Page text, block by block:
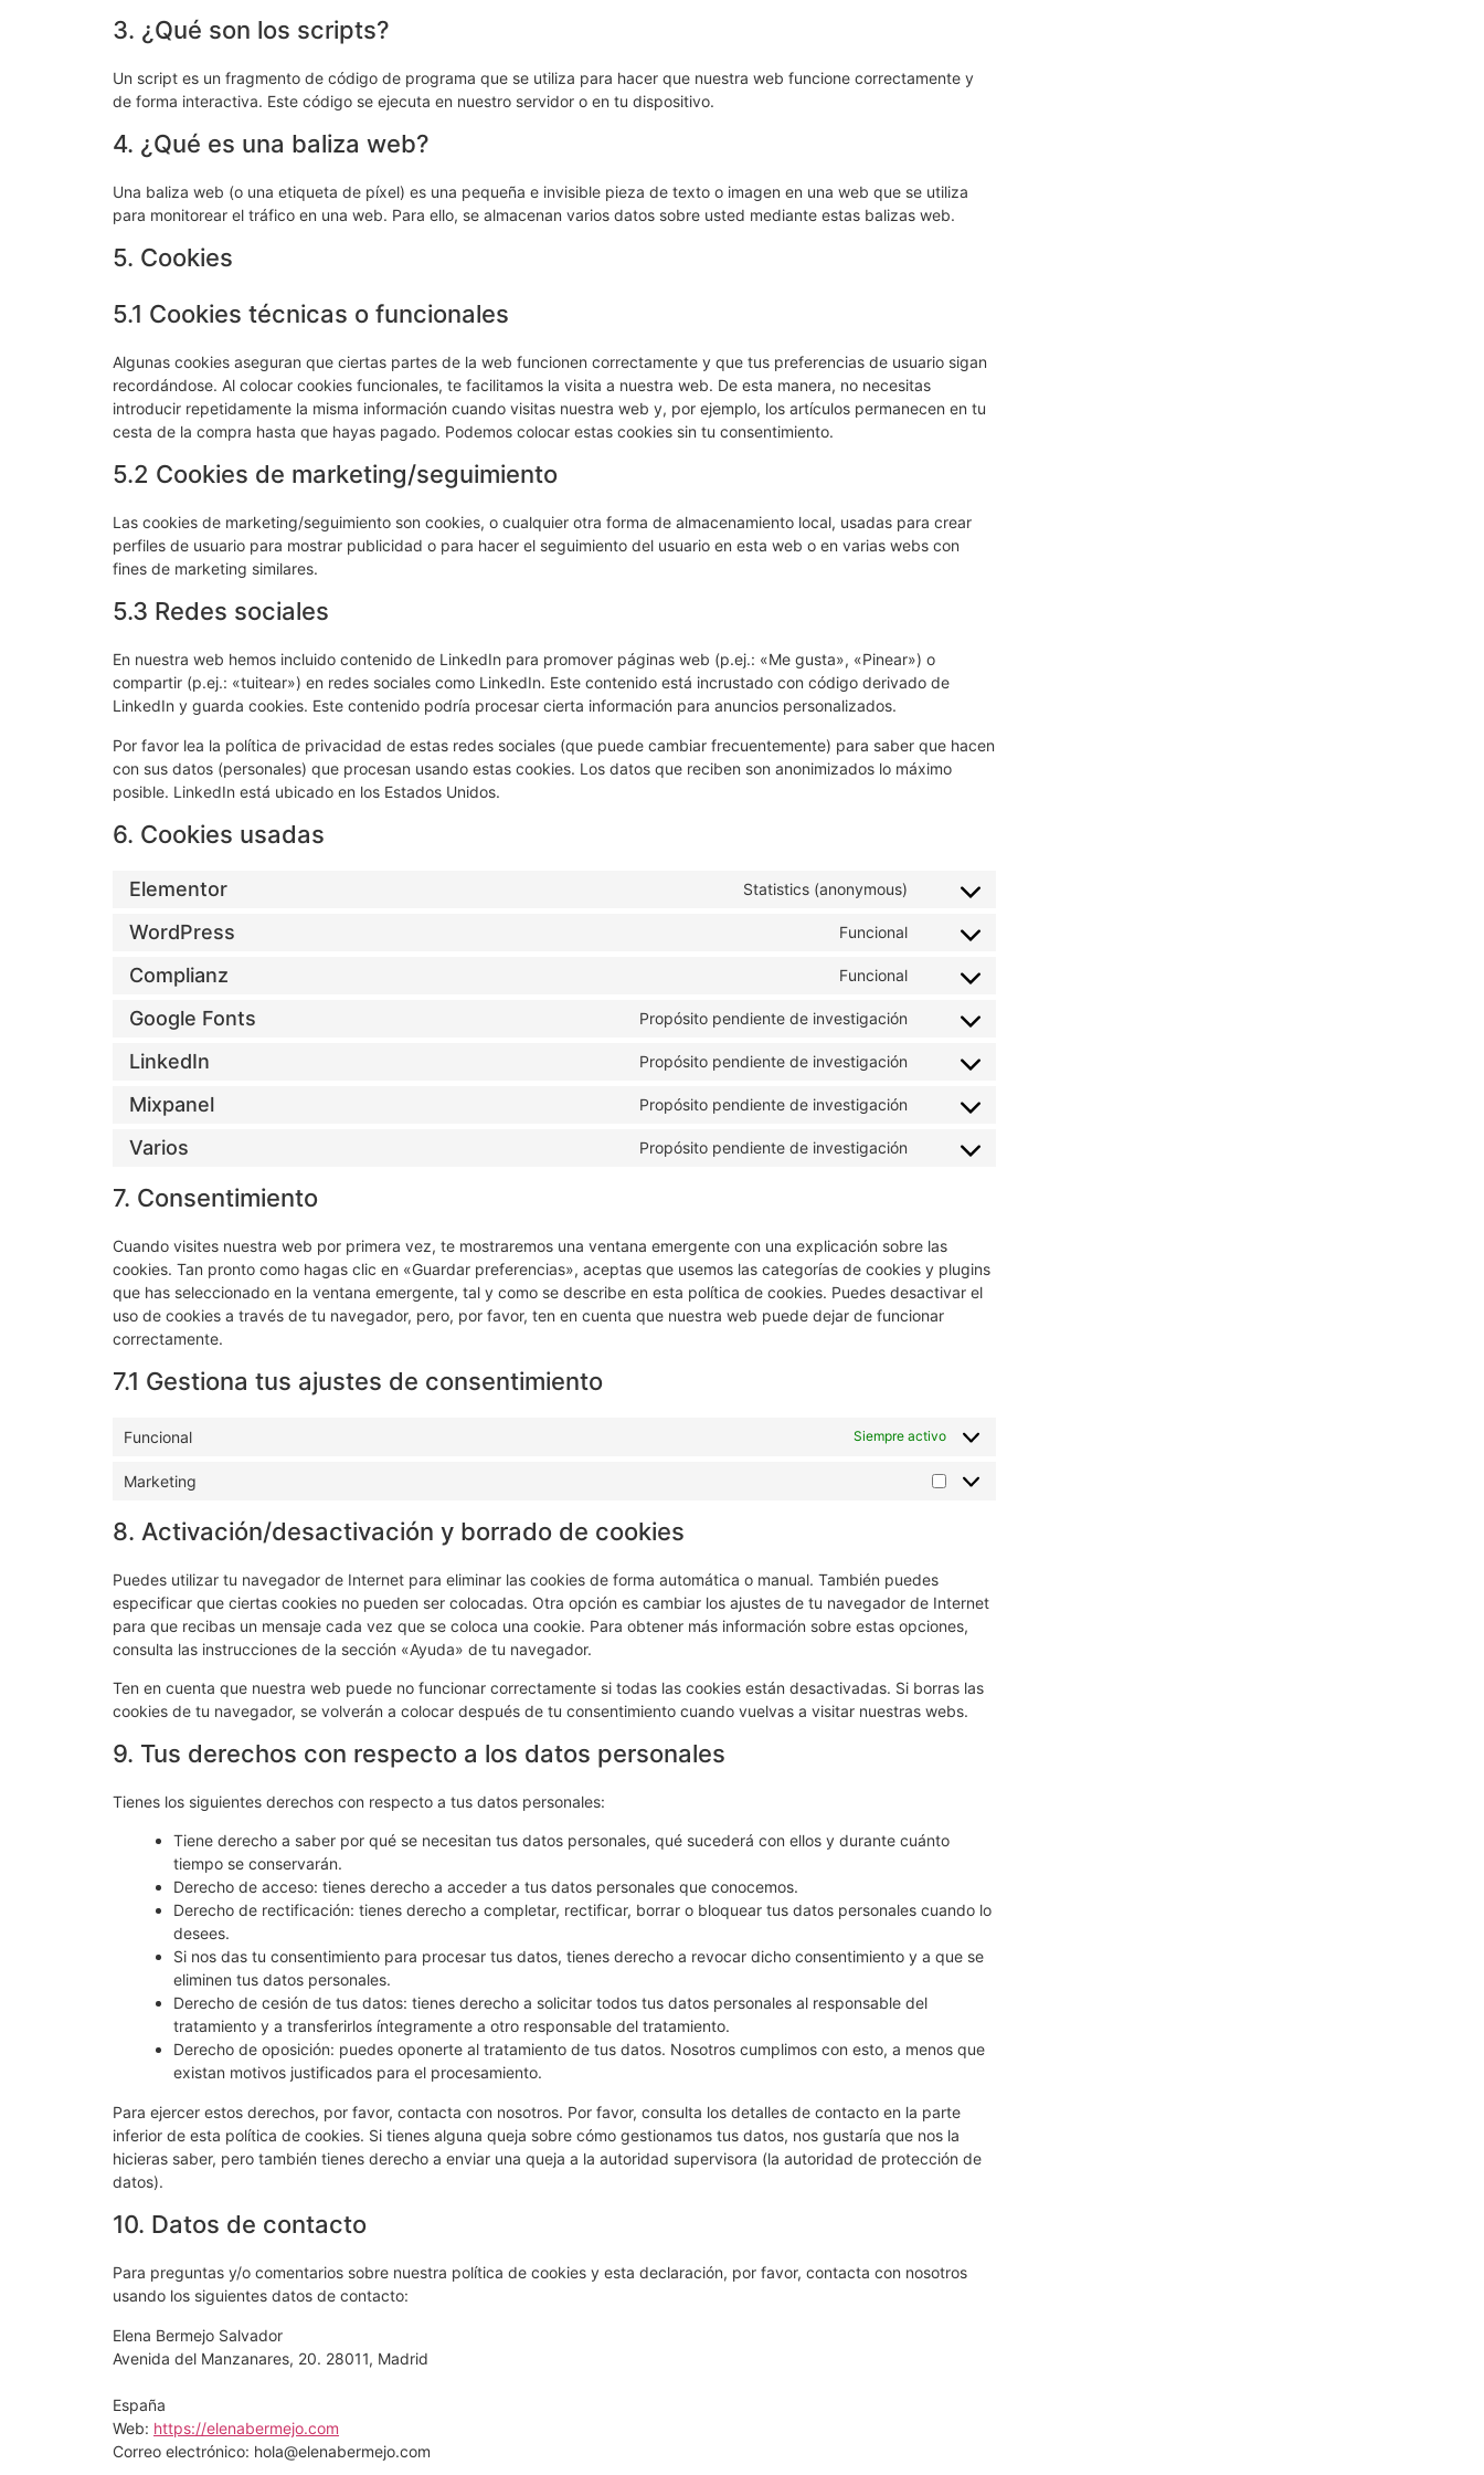
3. ¿Qué son los scripts?
Un script es un fragmento de código de programa que se utiliza para hacer que nuestra web funcione correctamente y
de forma interactiva. Este código se ejecuta en nuestro servidor o en tu dispositivo.
4. ¿Qué es una baliza web?
Una baliza web (o una etiqueta de píxel) es una pequeña e invisible pieza de texto o imagen en una web que se utiliza
para monitorear el tráfico en una web. Para ello, se almacenan varios datos sobre usted mediante estas balizas web.
5. Cookies
5.1 Cookies técnicas o funcionales
Algunas cookies aseguran que ciertas partes de la web funcionen correctamente y que tus preferencias de usuario sigan
recordándose. Al colocar cookies funcionales, te facilitamos la visita a nuestra web. De esta manera, no necesitas
introducir repetidamente la misma información cuando visitas nuestra web y, por ejemplo, los artículos permanecen en tu
cesta de la compra hasta que hayas pagado. Podemos colocar estas cookies sin tu consentimiento.
5.2 Cookies de marketing/seguimiento
Las cookies de marketing/seguimiento son cookies, o cualquier otra forma de almacenamiento local, usadas para crear
perfiles de usuario para mostrar publicidad o para hacer el seguimiento del usuario en esta web o en varias webs con
fines de marketing similares.
5.3 Redes sociales
En nuestra web hemos incluido contenido de LinkedIn para promover páginas web (p.ej.: «Me gusta», «Pinear») o
compartir (p.ej.: «tuitear») en redes sociales como LinkedIn. Este contenido está incrustado con código derivado de
LinkedIn y guarda cookies. Este contenido podría procesar cierta información para anuncios personalizados.
Por favor lea la política de privacidad de estas redes sociales (que puede cambiar frecuentemente) para saber que hacen
con sus datos (personales) que procesan usando estas cookies. Los datos que reciben son anonimizados lo máximo
posible. LinkedIn está ubicado en los Estados Unidos.
6. Cookies usadas
Elementor Statistics (anonymous)
WordPress Funcional
Complianz Funcional
Google Fonts Propósito pendiente de investigación
LinkedIn Propósito pendiente de investigación
Mixpanel Propósito pendiente de investigación
Varios Propósito pendiente de investigación
7. Consentimiento
Cuando visites nuestra web por primera vez, te mostraremos una ventana emergente con una explicación sobre las
cookies. Tan pronto como hagas clic en «Guardar preferencias», aceptas que usemos las categorías de cookies y plugins
que has seleccionado en la ventana emergente, tal y como se describe en esta política de cookies. Puedes desactivar el
uso de cookies a través de tu navegador, pero, por favor, ten en cuenta que nuestra web puede dejar de funcionar
correctamente.
7.1 Gestiona tus ajustes de consentimiento
Funcional Siempre activo
Marketing
8. Activación/desactivación y borrado de cookies
Puedes utilizar tu navegador de Internet para eliminar las cookies de forma automática o manual. También puedes
especificar que ciertas cookies no pueden ser colocadas. Otra opción es cambiar los ajustes de tu navegador de Internet
para que recibas un mensaje cada vez que se coloca una cookie. Para obtener más información sobre estas opciones,
consulta las instrucciones de la sección «Ayuda» de tu navegador.
Ten en cuenta que nuestra web puede no funcionar correctamente si todas las cookies están desactivadas. Si borras las
cookies de tu navegador, se volverán a colocar después de tu consentimiento cuando vuelvas a visitar nuestras webs.
9. Tus derechos con respecto a los datos personales
Tienes los siguientes derechos con respecto a tus datos personales:
Tiene derecho a saber por qué se necesitan tus datos personales, qué sucederá con ellos y durante cuánto
tiempo se conservarán.
Derecho de acceso: tienes derecho a acceder a tus datos personales que conocemos.
Derecho de rectificación: tienes derecho a completar, rectificar, borrar o bloquear tus datos personales cuando lo
desees.
Si nos das tu consentimiento para procesar tus datos, tienes derecho a revocar dicho consentimiento y a que se
eliminen tus datos personales.
Derecho de cesión de tus datos: tienes derecho a solicitar todos tus datos personales al responsable del
tratamiento y a transferirlos íntegramente a otro responsable del tratamiento.
Derecho de oposición: puedes oponerte al tratamiento de tus datos. Nosotros cumplimos con esto, a menos que
existan motivos justificados para el procesamiento.
Para ejercer estos derechos, por favor, contacta con nosotros. Por favor, consulta los detalles de contacto en la parte
inferior de esta política de cookies. Si tienes alguna queja sobre cómo gestionamos tus datos, nos gustaría que nos la
hicieras saber, pero también tienes derecho a enviar una queja a la autoridad supervisora (la autoridad de protección de
datos).
10. Datos de contacto
Para preguntas y/o comentarios sobre nuestra política de cookies y esta declaración, por favor, contacta con nosotros
usando los siguientes datos de contacto:
Elena Bermejo Salvador
Avenida del Manzanares, 20. 28011, Madrid
España
Web: https://elenabermejo.com
Correo electrónico: hola@elenabermejo.com